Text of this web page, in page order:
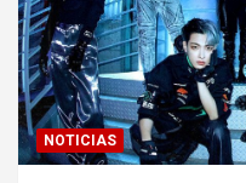
NOTICIAS